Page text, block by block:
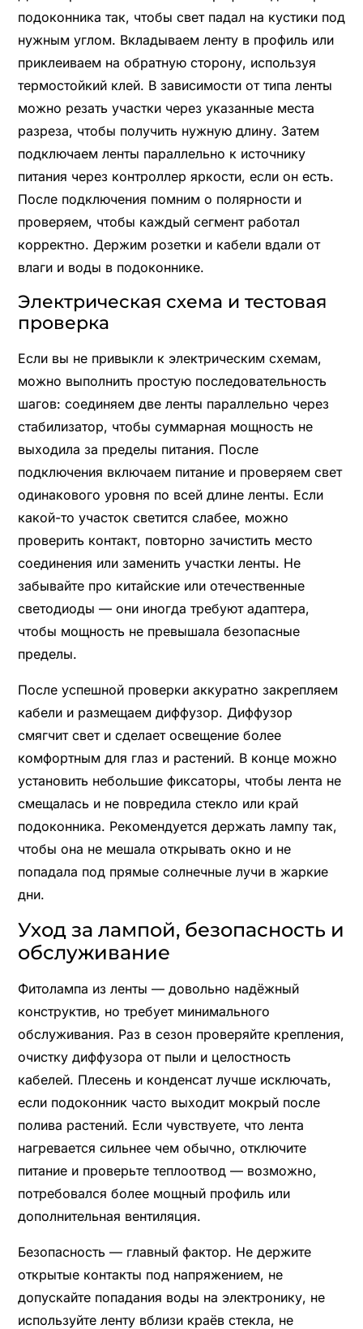
подоконника так, чтобы свет падал на кустики под
нужным углом. Вкладываем ленту в профиль или
приклеиваем на обратную сторону, используя
термостойкий клей. В зависимости от типа ленты
можно резать участки через указанные места
разреза, чтобы получить нужную длину. Затем
подключаем ленты параллельно к источнику
питания через контроллер яркости, если он есть.
После подключения помним о полярности и
проверяем, чтобы каждый сегмент работал
корректно. Держим розетки и кабели вдали от
влаги и воды в подоконнике.
Электрическая схема и тестовая
проверка
Если вы не привыкли к электрическим схемам,
можно выполнить простую последовательность
шагов: соединяем две ленты параллельно через
стабилизатор, чтобы суммарная мощность не
выходила за пределы питания. После
подключения включаем питание и проверяем свет
одинакового уровня по всей длине ленты. Если
какой-то участок светится слабее, можно
проверить контакт, повторно зачистить место
соединения или заменить участки ленты. Не
забывайте про китайские или отечественные
светодиоды — они иногда требуют адаптера,
чтобы мощность не превышала безопасные
пределы.
После успешной проверки аккуратно закрепляем
кабели и размещаем диффузор. Диффузор
смягчит свет и сделает освещение более
комфортным для глаз и растений. В конце можно
установить небольшие фиксаторы, чтобы лента не
смещалась и не повредила стекло или край
подоконника. Рекомендуется держать лампу так,
чтобы она не мешала открывать окно и не
попадала под прямые солнечные лучи в жаркие
дни.
Уход за лампой, безопасность и
обслуживание
Фитолампа из ленты — довольно надёжный
конструктив, но требует минимального
обслуживания. Раз в сезон проверяйте крепления,
очистку диффузора от пыли и целостность
кабелей. Плесень и конденсат лучше исключать,
если подоконник часто выходит мокрый после
полива растений. Если чувствуете, что лента
нагревается сильнее чем обычно, отключите
питание и проверьте теплоотвод — возможно,
потребовался более мощный профиль или
дополнительная вентиляция.
Безопасность — главный фактор. Не держите
открытые контакты под напряжением, не
допускайте попадания воды на электронику, не
используйте ленту вблизи краёв стекла, не